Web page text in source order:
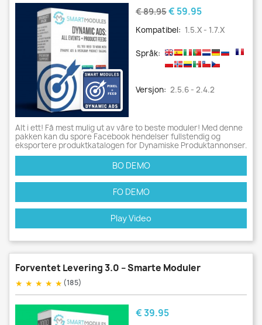
Grunnpris
€ 89.95Pris
€ 59.95
Kompatibel: 1.5.x - 1.7.x
Språk:
Versjon: 2.5.6 - 2.4.2
Alt i ett! Få mest mulig ut av våre to beste moduler! Med denne
pakken kan du spore Facebook hendelser fullstendig og
eksportere produktkatalogen for Dynamiske Produktannonser.
BO DEMO
FO DEMO
Play Video
Forventet Levering 3.0 – Smarte Moduler
★ ★ ★ ★ ★(185)
Pris
€ 39.95